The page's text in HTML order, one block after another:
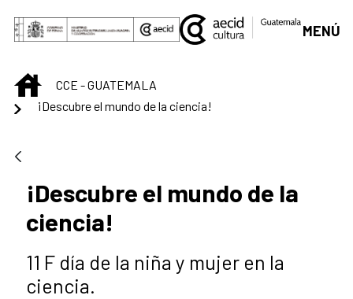
Saltar al contenido principal
MENÚ
INICIOCCE - GUATEMALA
¡Descubre el mundo de la ciencia!
¡Descubre el mundo de la
ciencia!
11 F día de la niña y mujer en la
ciencia.